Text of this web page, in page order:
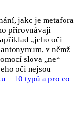
jako je metafora
přirovnávají
„jeho oči
v němž
slova „ne“
oči nejsou
– 10 typů a pro co